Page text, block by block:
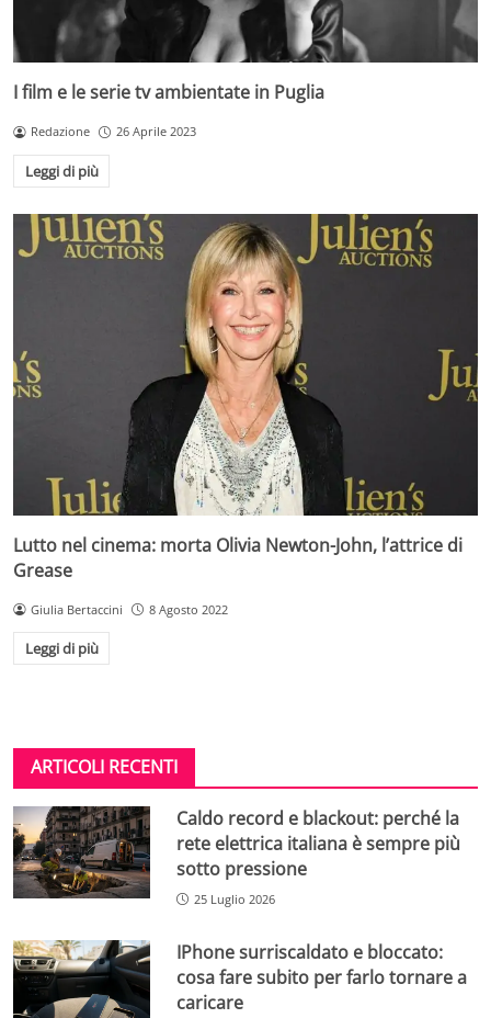
I film e le serie tv ambientate in Puglia
Redazione 26 Aprile 2023
Leggi di più
Lutto nel cinema: morta Olivia Newton-John, l’attrice di
Grease
Giulia Bertaccini 8 Agosto 2022
Leggi di più
ARTICOLI RECENTI
Caldo record e blackout: perché la
rete elettrica italiana è sempre più
sotto pressione
25 Luglio 2026
IPhone surriscaldato e bloccato:
cosa fare subito per farlo tornare a
caricare